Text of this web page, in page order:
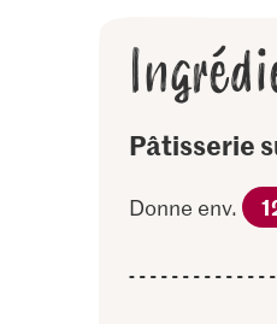
Pâtisserie
Donne env.